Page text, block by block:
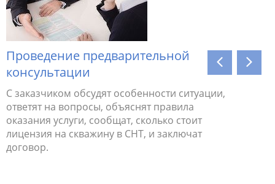
Проведение предварительной
консультации
С заказчиком обсудят особенности ситуации,
ответят на вопросы, объяснят правила
оказания услуги, сообщат, сколько стоит
лицензия на скважину в СНТ, и заключат
договор.